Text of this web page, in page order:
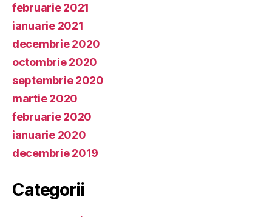
februarie 2021
ianuarie 2021
decembrie 2020
octombrie 2020
septembrie 2020
martie 2020
februarie 2020
ianuarie 2020
decembrie 2019
Categorii